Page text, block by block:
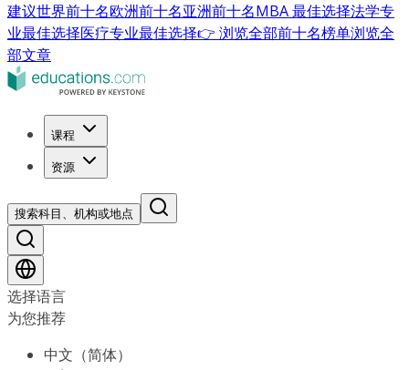
建议世界前十名欧洲前十名亚洲前十名MBA 最佳选择法学专
业最佳选择医疗专业最佳选择👉 浏览全部前十名榜单浏览全
部文章
课程
资源
搜索科目、机构或地点
选择语言
为您推荐
中文（简体）